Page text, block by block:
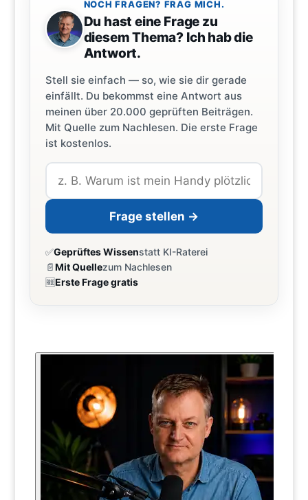
NOCH FRAGEN? FRAG MICH.
Du hast eine Frage zu
diesem Thema? Ich hab die
Antwort.
Stell sie einfach — so, wie sie dir gerade
einfällt. Du bekommst eine Antwort aus
meinen über 20.000 geprüften Beiträgen.
Mit Quelle zum Nachlesen. Die erste Frage
ist kostenlos.
Frage stellen →
✅Geprüftes Wissenstatt KI-Raterei
📄Mit Quellezum Nachlesen
🆓Erste Frage gratis